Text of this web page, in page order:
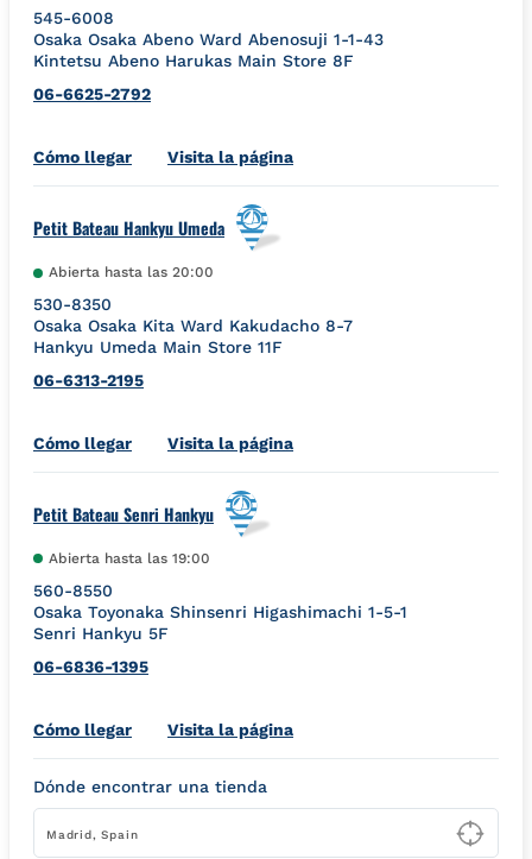
545-6008
Osaka Osaka Abeno Ward Abenosuji 1-1-43
Kintetsu Abeno Harukas Main Store 8F
06-6625-2792
Cómo llegarLink Opens in New Tab
Visita la página
Petit Bateau Hankyu Umeda
Abierta hasta las 20:00
530-8350
Osaka Osaka Kita Ward Kakudacho 8-7
Hankyu Umeda Main Store 11F
06-6313-2195
Cómo llegarLink Opens in New Tab
Visita la página
Petit Bateau Senri Hankyu
Abierta hasta las 19:00
560-8550
Osaka Toyonaka Shinsenri Higashimachi 1-5-1
Senri Hankyu 5F
06-6836-1395
Cómo llegarLink Opens in New Tab
Visita la página
Dónde encontrar una tienda